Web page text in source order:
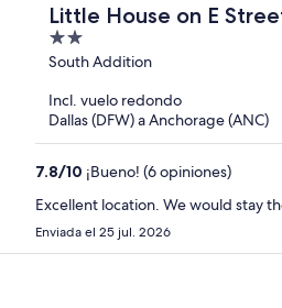
Little House on E
2
out
5
South Addition
Incl. vuelo redondo
Dallas (DFW) a Anchorage (ANC)
7.8/10 ¡Bueno! (6 opiniones)
Excellent location. We would
Enviada el 25 jul. 2026